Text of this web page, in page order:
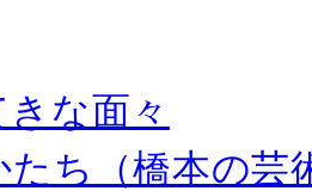
な面々
たち（橋本の芸